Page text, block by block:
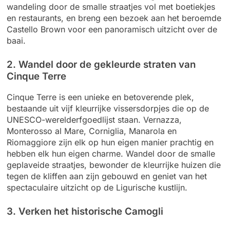
wandeling door de smalle straatjes vol met boetiekjes
en restaurants, en breng een bezoek aan het beroemde
Castello Brown voor een panoramisch uitzicht over de
baai.
2. Wandel door de gekleurde straten van
Cinque Terre
Cinque Terre is een unieke en betoverende plek,
bestaande uit vijf kleurrijke vissersdorpjes die op de
UNESCO-werelderfgoedlijst staan. Vernazza,
Monterosso al Mare, Corniglia, Manarola en
Riomaggiore zijn elk op hun eigen manier prachtig en
hebben elk hun eigen charme. Wandel door de smalle
geplaveide straatjes, bewonder de kleurrijke huizen die
tegen de kliffen aan zijn gebouwd en geniet van het
spectaculaire uitzicht op de Ligurische kustlijn.
3. Verken het historische Camogli